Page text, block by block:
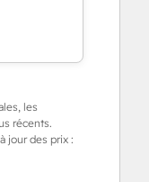
les
récents.
jour des prix :